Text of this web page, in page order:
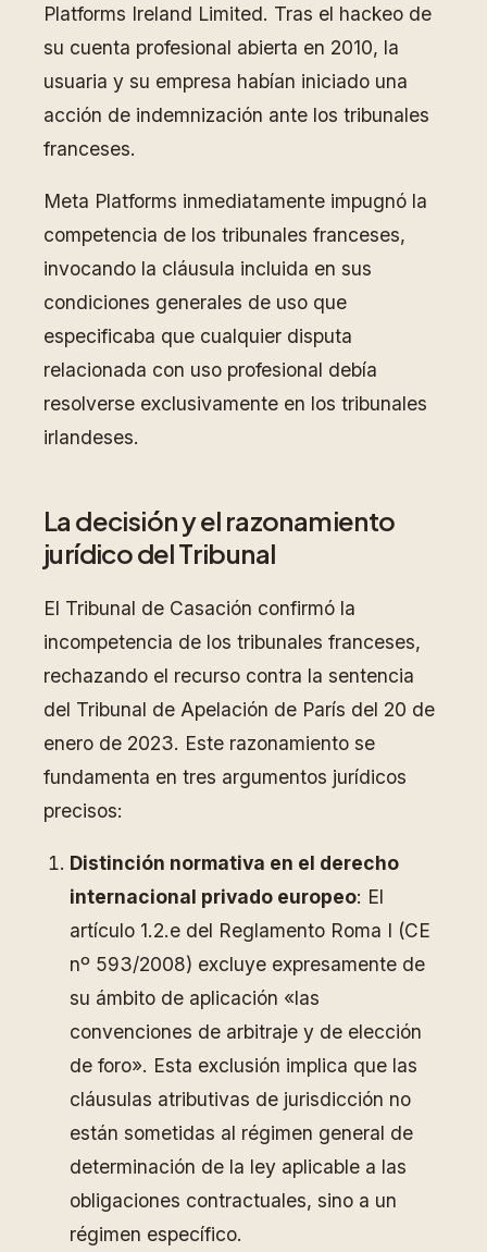
Platforms Ireland Limited. Tras el hackeo de
su cuenta profesional abierta en 2010, la
usuaria y su empresa habían iniciado una
acción de indemnización ante los tribunales
franceses.
Meta Platforms inmediatamente impugnó la
competencia de los tribunales franceses,
invocando la cláusula incluida en sus
condiciones generales de uso que
especificaba que cualquier disputa
relacionada con uso profesional debía
resolverse exclusivamente en los tribunales
irlandeses.
La decisión y el razonamiento
jurídico del Tribunal
El Tribunal de Casación confirmó la
incompetencia de los tribunales franceses,
rechazando el recurso contra la sentencia
del Tribunal de Apelación de París del 20 de
enero de 2023. Este razonamiento se
fundamenta en tres argumentos jurídicos
precisos:
Distinción normativa en el derecho
internacional privado europeo: El
artículo 1.2.e del Reglamento Roma I (CE
nº 593/2008) excluye expresamente de
su ámbito de aplicación «las
convenciones de arbitraje y de elección
de foro». Esta exclusión implica que las
cláusulas atributivas de jurisdicción no
están sometidas al régimen general de
determinación de la ley aplicable a las
obligaciones contractuales, sino a un
régimen específico.